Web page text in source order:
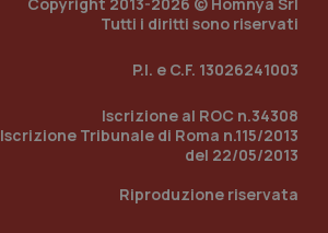
Tutti i diritti sono riservati
P.I. e C.F. 13026241003
Iscrizione al ROC n.34308
Iscrizione Tribunale di Roma n.115/2013
del 22/05/2013
Riproduzione riservata